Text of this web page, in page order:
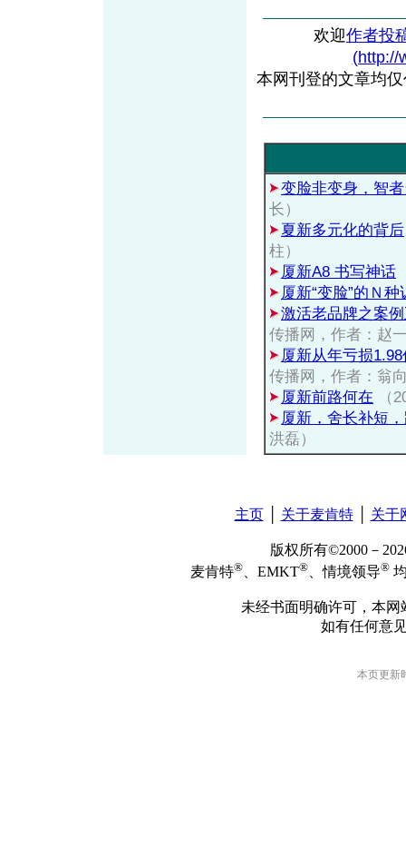
欢迎作者投
(http://
本网刊登的文章均
变脸非变身，智
长）
夏新多元化的背后
柱）
厦新A8 书写神话
厦新“变脸”的Ｎ种
激活老品牌之案
传播网，作者：赵
厦新从年亏损
传播网，作者：翁
厦新前路何在
（
厦新，舍长补短
洪磊）
主页│ 关于麦肯特│ 关于
版权所有©2000－
麦肯特® 、EMKT® 、情境领导®
未经书面明确许可，本
如有任何意
本页更新